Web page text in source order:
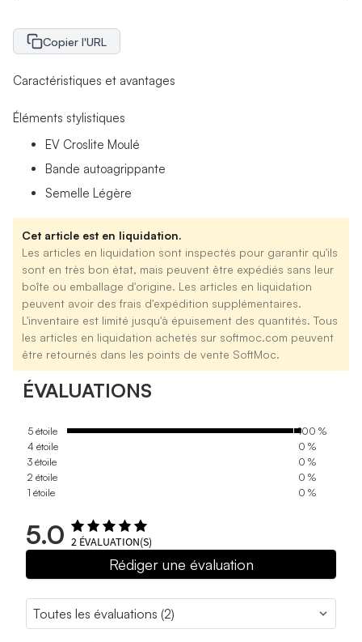
Copier l'URL
Caractéristiques et avantages
Éléments stylistiques
EV Croslite Moulé
Bande autoagrippante
Semelle Légère
Cet article est en liquidation.
Les articles en liquidation sont inspectés pour garantir qu'ils
sont en très bon état, mais peuvent être expédiés sans leur
boîte ou emballage d'origine. Les articles en liquidation
peuvent avoir des frais d'expédition supplémentaires.
L'inventaire est limité jusqu'à épuisement des quantités. Tous
les articles en liquidation achetés sur softmoc.com peuvent
être retournés dans les points de vente SoftMoc.
ÉVALUATIONS
5 étoile
100 %
4 étoile
0 %
3 étoile
0 %
2 étoile
0 %
1 étoile
0 %
5.0 2 ÉVALUATION(S)
Rédiger une évaluation